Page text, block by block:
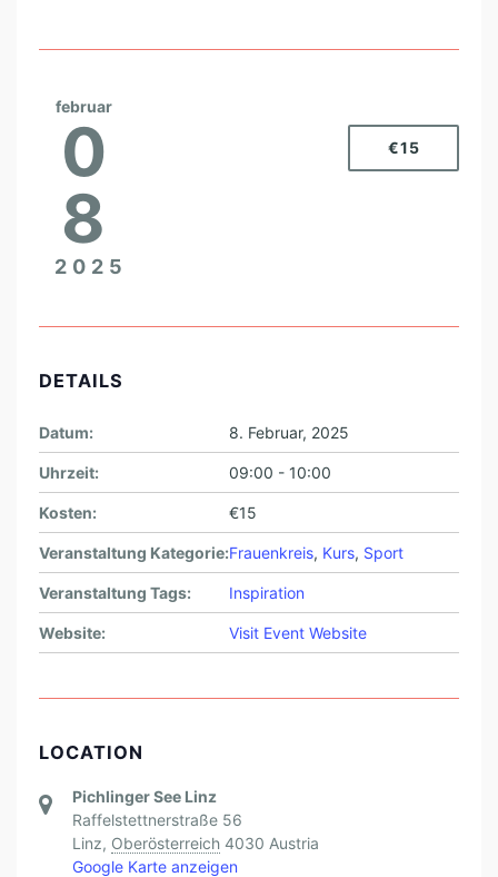
februar
0
8
2025
€15
DETAILS
Datum: 8. Februar, 2025
Uhrzeit: 09:00 - 10:00
Kosten: €15
Veranstaltung Kategorie:Frauenkreis, Kurs, Sport
Veranstaltung Tags: Inspiration
Website: Visit Event Website
LOCATION
Pichlinger See Linz
Raffelstettnerstraße 56
Linz, Oberösterreich 4030 Austria
Google Karte anzeigen